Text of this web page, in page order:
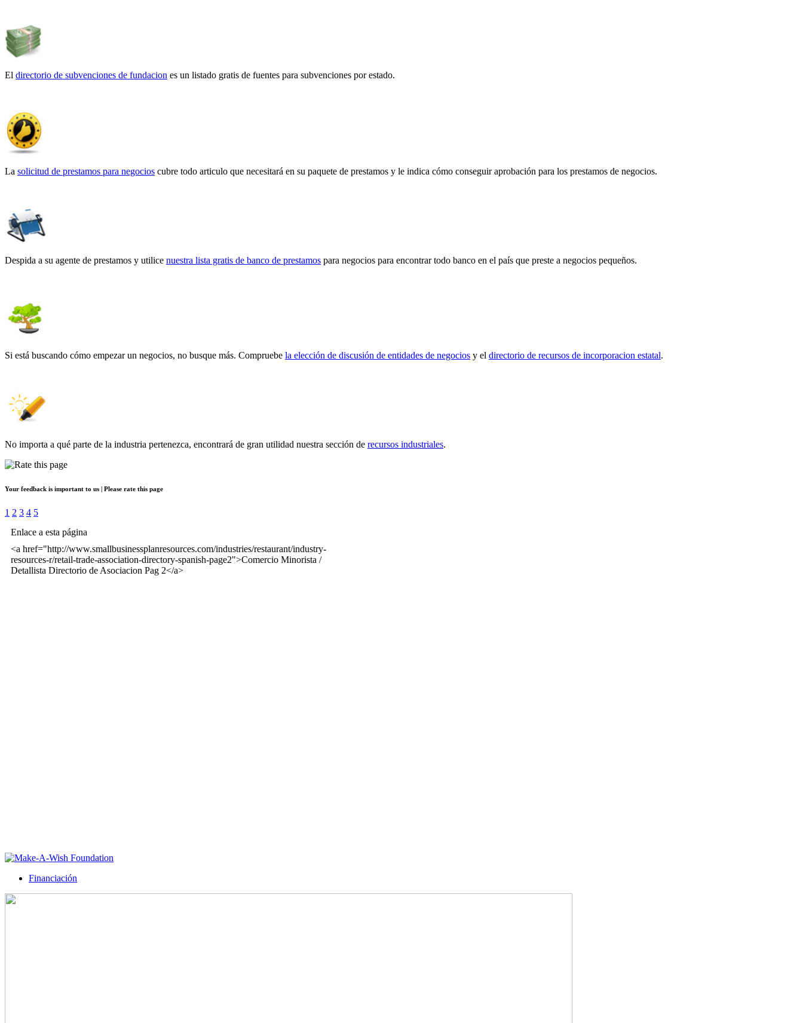
El directorio de subvenciones de fundacion es un listado gratis de fuentes para subvenciones por estado.
La solicitud de prestamos para negocios cubre todo articulo que necesitará en su paquete de prestamos y le indica cómo conseguir aprobación para los prestamos de negocios.
Despida a su agente de prestamos y utilice nuestra lista gratis de banco de prestamos para negocios para encontrar todo banco en el país que preste a negocios pequeños.
Si está buscando cómo empezar un negocios, no busque más. Compruebe la elección de discusión de entidades de negocios y el directorio de recursos de incorporacion estatal.
No importa a qué parte de la industria pertenezca, encontrará de gran utilidad nuestra sección de recursos industriales.
Your feedback is important to us | Please rate this page
1 2 3 4 5
Enlace a esta página
<a href="http://www.smallbusinessplanresources.com/industries/restaurant/industry-
resources-r/retail-trade-association-directory-spanish-page2">Comercio Minorista /
Detallista Directorio de Asociacion Pag 2</a>
Financiación